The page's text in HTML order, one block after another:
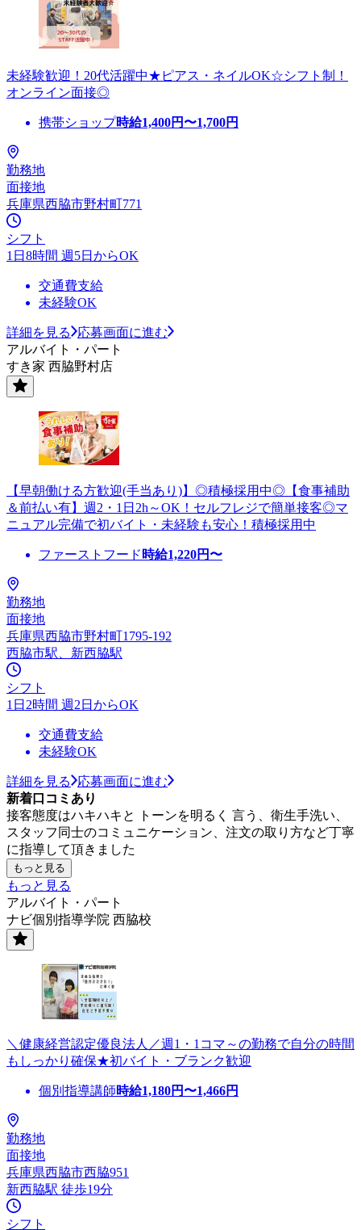
未経験歓迎！20代活躍中★ピアス・ネイルOK☆シフト制！
オンライン面接◎
携帯ショップ時給1,400円〜1,700円
勤務地
面接地
兵庫県西脇市野村町771
シフト
1日8時間 週5日からOK
交通費支給
未経験OK
詳細を見る
応募画面に進む
アルバイト・パート
すき家 西脇野村店
【早朝働ける方歓迎(手当あり)】◎積極採用中◎【食事補助
＆前払い有】週2・1日2h～OK！セルフレジで簡単接客◎マ
ニュアル完備で初バイト・未経験も安心！積極採用中
ファーストフード 時給1,220円〜
勤務地
面接地
兵庫県西脇市野村町1795-192
西脇市駅、新西脇駅
シフト
1日2時間 週2日からOK
交通費支給
未経験OK
詳細を見る
応募画面に進む
新着口コミあり
接客態度はハキハキと トーンを明るく 言う、衛生手洗い、
スタッフ同士のコミュニケーション、注文の取り方など丁寧
に指導して頂きました
もっと見る
もっと見る
アルバイト・パート
ナビ個別指導学院 西脇校
＼健康経営認定優良法人／週1・1コマ～の勤務で自分の時間
もしっかり確保★初バイト・ブランク歓迎
個別指導講師時給1,180円〜1,466円
勤務地
面接地
兵庫県西脇市西脇951
新西脇駅 徒歩19分
シフト